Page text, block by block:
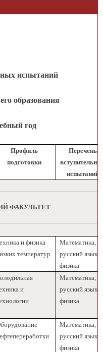
испытаний
образования
год
Профиль
подготовки
Перечень
испытаний
ФАКУЛЬТЕТ
и физика
температур
Математика,
русский язык,
физика
и
Математика,
русский язык,
физика
Математика,
русский язык,
физика